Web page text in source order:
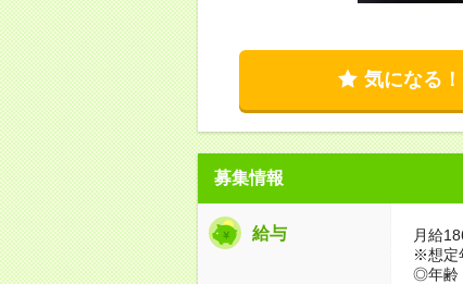
気になる！
募集情報
給与
月給
※想定
◎年齢